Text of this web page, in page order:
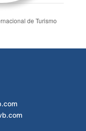
de Turismo